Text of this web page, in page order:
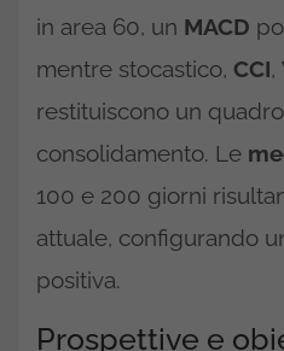
in area 60, un MACD
mentre stocastico, CCI,
restituiscono un
consolidamento. Le
100 e 200 giorni
attuale, configurando
positiva.
Prospettive e